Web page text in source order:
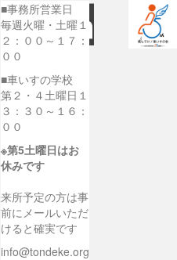
■事務所営業日
毎週火曜・土曜１
２：００～１７：
００
■車いすの学校
第２・４土曜日１
３：３０～１６：
００
※第5土曜日はお
休みです
来所予定の方は事
前にメールいただ
けると確実です
info@tondeke.org